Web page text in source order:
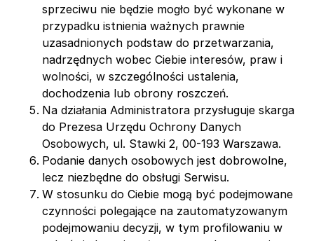
sprzeciwu nie będzie mogło być wykonane w
przypadku istnienia ważnych prawnie
uzasadnionych podstaw do przetwarzania,
nadrzędnych wobec Ciebie interesów, praw i
wolności, w szczególności ustalenia,
dochodzenia lub obrony roszczeń.
Na działania Administratora przysługuje skarga
do Prezesa Urzędu Ochrony Danych
Osobowych, ul. Stawki 2, 00-193 Warszawa.
Podanie danych osobowych jest dobrowolne,
lecz niezbędne do obsługi Serwisu.
W stosunku do Ciebie mogą być podejmowane
czynności polegające na zautomatyzowanym
podejmowaniu decyzji, w tym profilowaniu w